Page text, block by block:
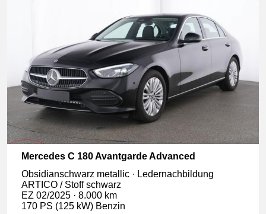
Mercedes C 180 Avantgarde Advanced
Obsidianschwarz metallic · Ledernachbildung
ARTICO / Stoff schwarz
EZ 02/2025 · 8.000 km
170 PS (125 kW) Benzin